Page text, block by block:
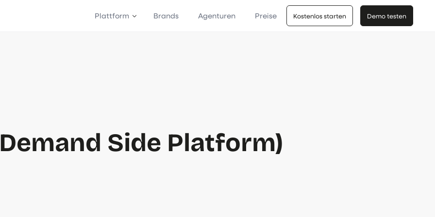
Plattform Brands Agenturen Preise Kostenlos starten Demo testen
Side Platform)